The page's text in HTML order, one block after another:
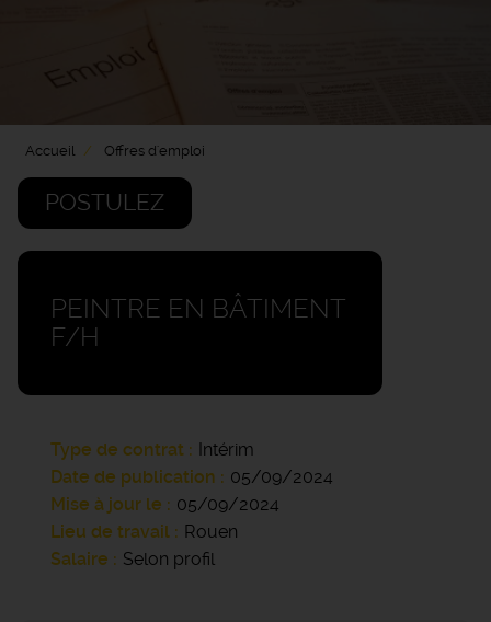
Accueil Offres d'emploi
POSTULEZ
PEINTRE EN BÂTIMENT
F/H
Type de contrat
Intérim
Date de publication
05/09/2024
Mise à jour le
05/09/2024
Lieu de travail
Rouen
Salaire
Selon profil